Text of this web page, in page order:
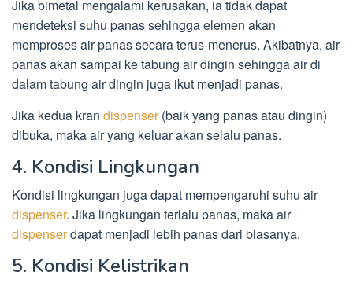
Jika bimetal mengalami kerusakan, ia tidak dapat
mendeteksi suhu panas sehingga elemen akan
memproses air panas secara terus-menerus. Akibatnya, air
panas akan sampai ke tabung air dingin sehingga air di
dalam tabung air dingin juga ikut menjadi panas.
Jika kedua kran dispenser(baik yang panas atau dingin)
dibuka, maka air yang keluar akan selalu panas.
4. Kondisi Lingkungan
Kondisi lingkungan juga dapat mempengaruhi suhu air
dispenser. Jika lingkungan terlalu panas, maka air
dispenserdapat menjadi lebih panas dari biasanya.
5. Kondisi Kelistrikan